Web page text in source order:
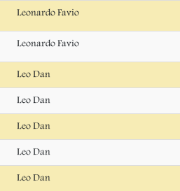
Leonardo Favio
Leonardo Favio
Leo Dan
Leo Dan
Leo Dan
Leo Dan
Leo Dan